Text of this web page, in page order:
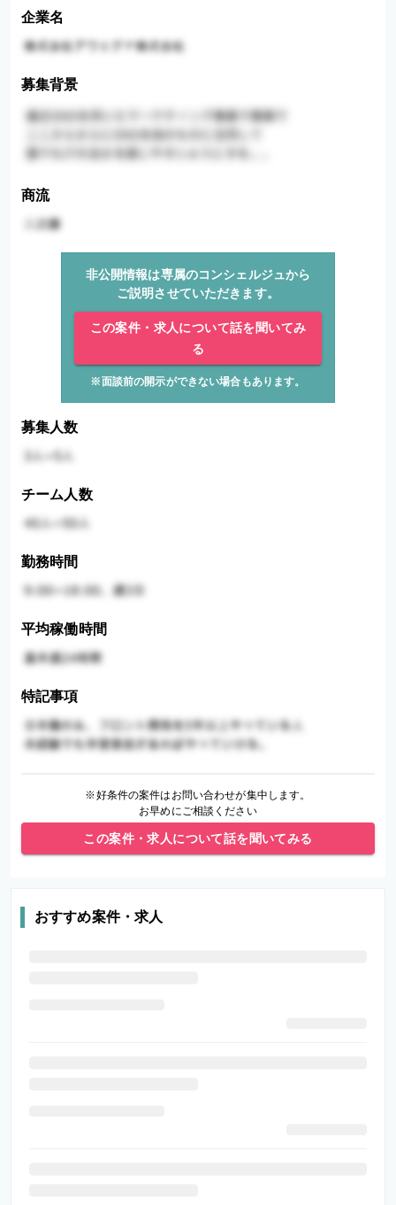
企業名
募集背景
商流
非公開情報は専属のコンシェルジュから
ご説明させていただきます。
この案件・求人について話を聞いてみ
る
※面談前の開示ができない場合もあります。
募集人数
チーム人数
勤務時間
平均稼働時間
特記事項
※好条件の案件はお問い合わせが集中します。
お早めにご相談ください
この案件・求人について話を聞いてみる
おすすめ案件・求人